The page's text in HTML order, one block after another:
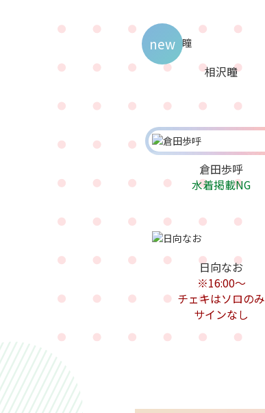
相沢瞳
new
倉田歩呼
水着掲載NG
日向なお
※16:00〜
チェキはソロのみ
サインなし